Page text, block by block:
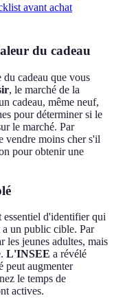
avant achat
du cadeau
cadeau que vous
, le marché de la
cadeau, même neuf,
pour déterminer si le
le marché. Par
vendre moins cher s'il
pour obtenir une
essentiel d'identifier qui
un public cible. Par
les jeunes adultes, mais
L'INSEE a révélé
peut augmenter
le temps de
actives.